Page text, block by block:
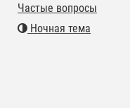
Частые вопросы
Ночная тема